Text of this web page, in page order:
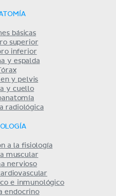
básicas
superior
inferior
y espalda
y pelvis
y cuello
radiológica
a la fisiología
muscular
nervioso
e inmunológico
endocrino